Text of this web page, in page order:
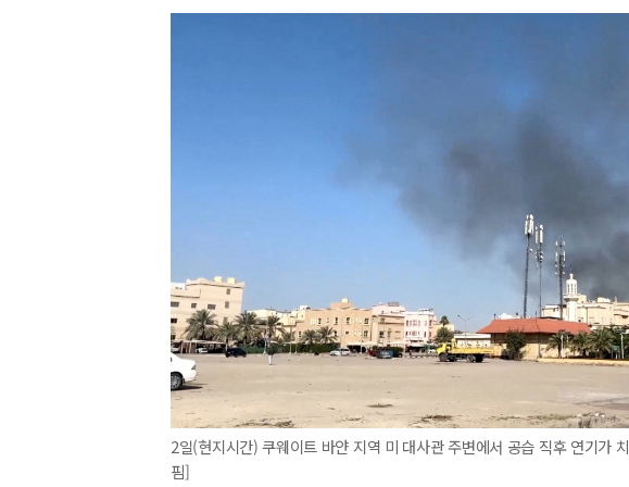
2일(현지시간) 쿠웨이트 바얀 지역 미 대사관 주변에서 공습 직후 연기가
핌]